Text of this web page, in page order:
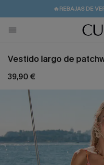
💌¡SUSCRIBIRSE
🚚ENVÍO
Vestido largo de
39,90 €